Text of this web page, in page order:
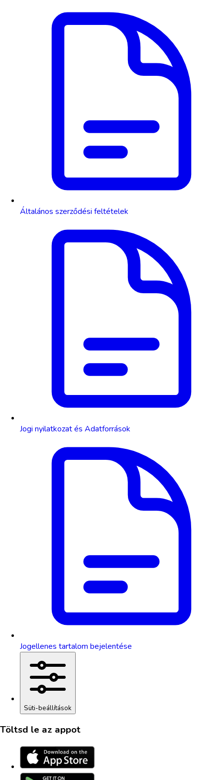
Általános szerződési feltételek
Jogi nyilatkozat és Adatforrások
Jogellenes tartalom bejelentése
Süti-beállítások
Töltsd le az appot